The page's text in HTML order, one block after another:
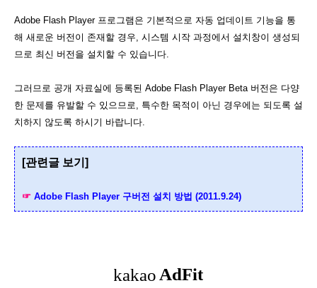
Adobe Flash Player 프로그램은 기본적으로 자동 업데이트 기능을 통
해 새로운 버전이 존재할 경우, 시스템 시작 과정에서 설치창이 생성되
므로 최신 버전을 설치할 수 있습니다.
그러므로 공개 자료실에 등록된 Adobe Flash Player Beta 버전은 다양
한 문제를 유발할 수 있으므로, 특수한 목적이 아닌 경우에는 되도록 설
치하지 않도록 하시기 바랍니다.
[관련글 보기 ]
☞ Adobe Flash Player 구버전 설치 방법 (2011.9.24)